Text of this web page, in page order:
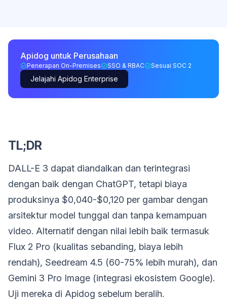
Apidog untuk Perusahaan
Penerapan On-Premises SSO & RBAC Sesuai SOC 2
Jelajahi Apidog Enterprise
TL;DR
DALL-E 3 dapat diandalkan dan terintegrasi
dengan baik dengan ChatGPT, tetapi biaya
produksinya $0,040-$0,120 per gambar dengan
arsitektur model tunggal dan tanpa kemampuan
video. Alternatif dengan nilai lebih baik termasuk
Flux 2 Pro (kualitas sebanding, biaya lebih
rendah), Seedream 4.5 (60-75% lebih murah), dan
Gemini 3 Pro Image (integrasi ekosistem Google).
Uji mereka di Apidog sebelum beralih.